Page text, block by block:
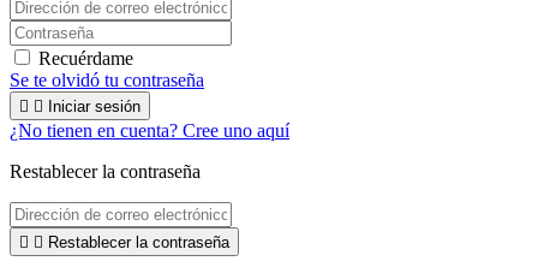
Recuérdame
Se te olvidó tu contraseña
  Iniciar sesión
¿No tienen en cuenta? Cree uno aquí
Restablecer la contraseña
  Restablecer la contraseña